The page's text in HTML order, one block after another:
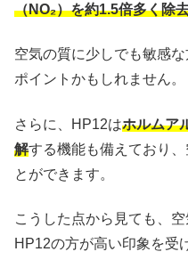
（NO₂）を約1.5倍多く除
空気の質に少しでも敏感
ポイントかもしれません。
さらに、HP12はホルムア
解する機能も備えており
とができます。
こうした点から見ても、
HP12の方が高い印象を受